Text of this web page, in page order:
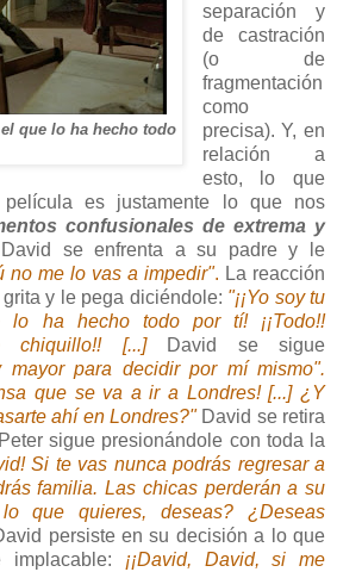
el que lo ha hecho todo
separación y
de castración
(o de
fragmentación
como
precisa). Y, en
relación a
esto, lo que
es justamente lo que nos
confusionales de extrema y
David se enfrenta a su padre y le
no me lo vas a impedir". La reacción
y le pega diciéndole: "¡¡Yo soy tu
lo ha hecho todo por tí! ¡¡Todo!!
chiquillo!! [...]David se sigue
mayor para decidir por mí mismo".
que se va a ir a Londres! [...] ¿Y
ahí en Londres?" David se retira
sigue presionándole con toda la
Si te vas nunca podrás regresar a
familia. Las chicas perderán a su
que quieres, deseas? ¿Deseas
persiste en su decisión a lo que
implacable: ¡¡David, David, si me